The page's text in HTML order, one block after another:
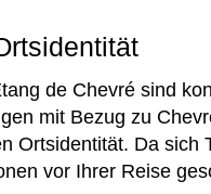
de Chevré sind
mit Bezug zu
Ortsidentität. Da sich
vor Ihrer Reise